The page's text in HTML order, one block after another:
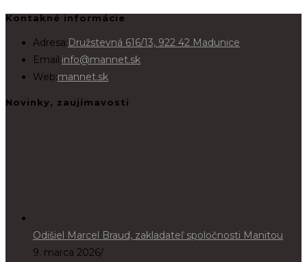
Kontakné informácie
Adresa:Družstevná 616/13, 922 42 Madunice
Email:info@mannet.sk
Web:mannet.sk
Novinky, zaujímavosti
Odišiel Marcel Braud, zakladateľ spoločnosti Manitou
9. marca 2026/